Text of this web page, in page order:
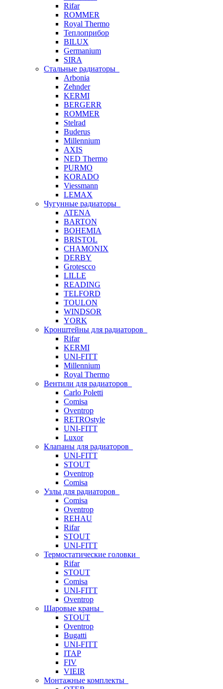
Rifar
ROMMER
Royal Thermo
Теплоприбор
BILUX
Germanium
SIRA
Стальные радиаторы
Arbonia
Zehnder
KERMI
BERGERR
ROMMER
Stelrad
Buderus
Millennium
AXIS
NED Thermo
PURMO
KORADO
Viessmann
LEMAX
Чугунные радиаторы
ATENA
BARTON
BOHEMIA
BRISTOL
CHAMONIX
DERBY
Grotescco
LILLE
READING
TELFORD
TOULON
WINDSOR
YORK
Кронштейны для радиаторов
Rifar
KERMI
UNI-FITT
Millennium
Royal Thermo
Вентили для радиаторов
Carlo Poletti
Comisa
Oventrop
RETROstyle
UNI-FITT
Luxor
Клапаны для радиаторов
UNI-FITT
STOUT
Oventrop
Comisa
Узлы для радиаторов
Comisa
Oventrop
REHAU
Rifar
STOUT
UNI-FITT
Термостатические головки
Rifar
STOUT
Comisa
UNI-FITT
Oventrop
Шаровые краны
STOUT
Oventrop
Bugatti
UNI-FITT
ITAP
FIV
VIEIR
Монтажные комплекты